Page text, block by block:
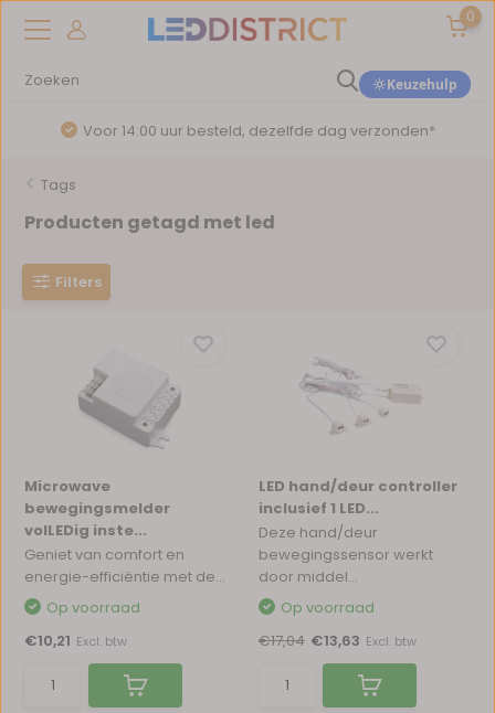
0
Keuzehulp
Voor 14:00 uur besteld, dezelfde dag verzonden*
Tags
Producten getagd met led
Filters
Microwave
bewegingsmelder
volLEDig inste...
Geniet van comfort en
energie-efficiëntie met de...
Op voorraad
€10,21 Excl. btw
LED hand/deur controller
inclusief 1 LED...
Deze hand/deur
bewegingssensor werkt
door middel...
Op voorraad
€17,04 €13,63 Excl. btw